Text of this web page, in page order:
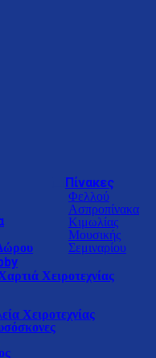
Πίνακες
Φελλού
Ασπροπίνακα
Κιμωλίας
Μουσικής
Σεμιναρίου
Χειροτεχνίας
Χειροτεχνίας